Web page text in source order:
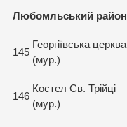
Любомльський район
145
Георгіївська церква
(мур.)
146
Костел Св. Трійці
(мур.)